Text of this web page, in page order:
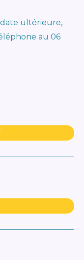
ultérieure,
au 06